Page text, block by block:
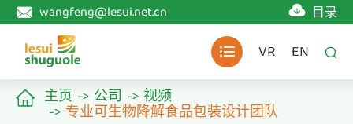
 wangfeng@lesui.net.cn  目录
 VR EN 
 主页 公司 视频
专业可生物降解食品包装设计团队